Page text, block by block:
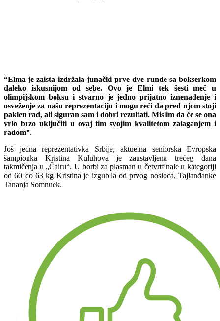
“Elma je zaista izdržala junački prve dve runde sa bokserkom
daleko iskusnijom od sebe. Ovo je Elmi tek šesti meč u
olimpijskom boksu i stvarno je jedno prijatno iznenađenje i
osveženje za našu reprezentaciju i mogu reći da pred njom stoji
paklen rad, ali siguran sam i dobri rezultati. Mislim da će se ona
vrlo brzo uključiti u ovaj tim svojim kvalitetom zalaganjem i
radom”.
Još jedna reprezentativka Srbije, aktuelna seniorska Evropska
šampionka Kristina Kuluhova je zaustavljena trećeg dana
takmičenja u „Čairu“. U borbi za plasman u četvrtfinale u kategoriji
od 60 do 63 kg Kristina je izgubila od prvog nosioca, Tajlanđanke
Tananja Somnuek.